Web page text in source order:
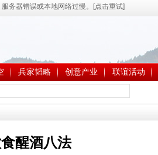
兵家韬略 创意产业 联谊活动
醒酒八法